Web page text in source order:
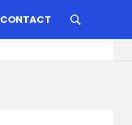
CONTACT